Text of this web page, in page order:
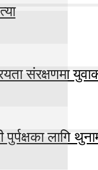
संरक्षणमा
लागि